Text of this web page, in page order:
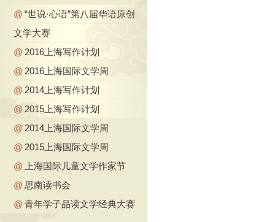
@ “世说·心语”第八届华语原创
文学大赛
@ 2016上海写作计划
@ 2016上海国际文学周
@ 2014上海写作计划
@ 2015上海写作计划
@ 2014上海国际文学周
@ 2015上海国际文学周
@
上海国际儿童文学作家节
@ 思南读书会
@ 青年学子品读文学经典大赛